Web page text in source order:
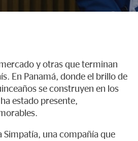
y otras que terminan
En Panamá, donde el brillo de
se construyen en los
estado presente,
Simpatía, una compañía que